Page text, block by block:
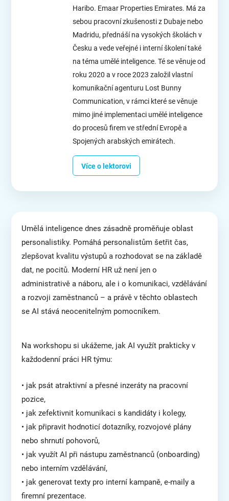
Haribo. Emaar Properties Emirates. Má za
sebou pracovní zkušenosti z Dubaje nebo
Madridu, přednáší na vysokých školách v
Česku a vede veřejné i interní školení také
na téma umělé inteligence. Té se věnuje od
roku 2020 a v roce 2023 založil vlastní
komunikační agenturu Lost Bunny
Communication, v rámci které se věnuje
mimo jiné implementaci umělé inteligence
do procesů firem ve střední Evropě a
Spojených arabských emirátech.
Více o lektorovi
Umělá inteligence dnes zásadně proměňuje oblast
personalistiky. Pomáhá personalistům šetřit čas,
zlepšovat kvalitu výstupů a rozhodovat se na základě
dat, ne pocitů. Moderní HR už není jen o
administrativě a náboru, ale i o komunikaci, vzdělávání
a rozvoji zaměstnanců – a právě v těchto oblastech
se AI stává neocenitelným pomocníkem.
Na workshopu si ukážeme, jak AI využít prakticky v
každodenní práci HR týmu:
• jak psát atraktivní a přesné inzeráty na pracovní
pozice,
• jak zefektivnit komunikaci s kandidáty i kolegy,
• jak připravit hodnoticí dotazníky, rozvojové plány
nebo shrnutí pohovorů,
• jak využít AI při nástupu zaměstnanců (onboarding)
nebo interním vzdělávání,
• jak generovat texty pro interní kampaně, e-maily a
firemní prezentace.